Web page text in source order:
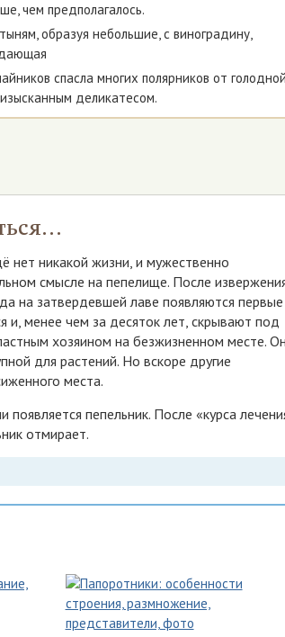
чем предполагалось.
образуя небольшие, с виноградину,
спасла многих полярников от
деликатесом.
нет никакой жизни, и мужественно
смысле на пепелище. После
на затвердевшей лаве появляются первые
и, менее чем за десяток лет, скрывают под
хозяином на безжизненном месте.
для растений. Но вскоре другие
места.
пепельник. После «курса
отмирает.